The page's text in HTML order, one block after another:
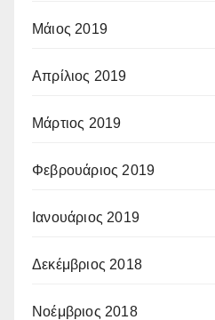
Μάιος 2019
Απρίλιος 2019
Μάρτιος 2019
Φεβρουάριος 2019
Ιανουάριος 2019
Δεκέμβριος 2018
Νοέμβριος 2018